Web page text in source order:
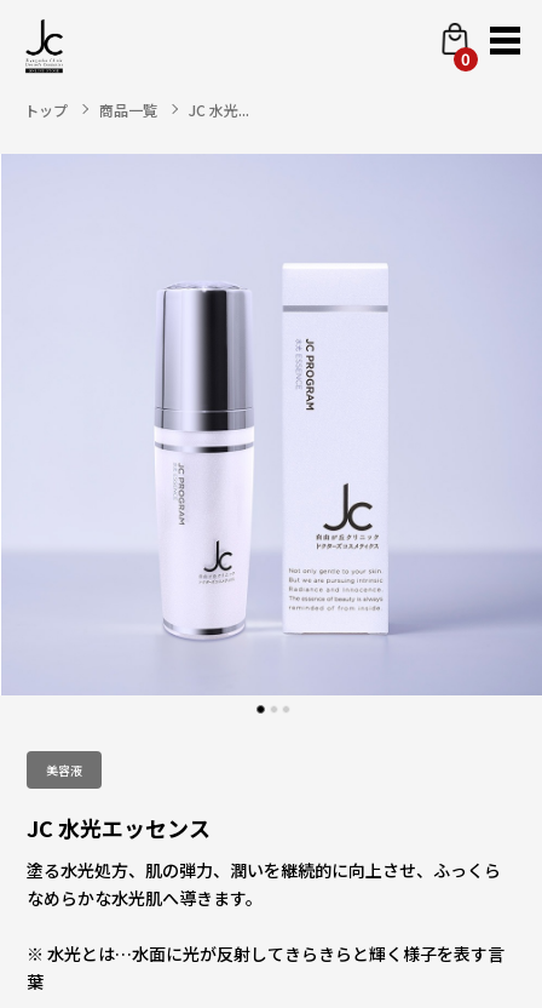
0
トップ 商品一覧 JC 水光...
美容液
JC 水光エッセンス
塗る水光処方、肌の弾力、潤いを継続的に向上させ、ふっくら
なめらかな水光肌へ導きます。
※ 水光とは…水面に光が反射してきらきらと輝く様子を表す言
葉